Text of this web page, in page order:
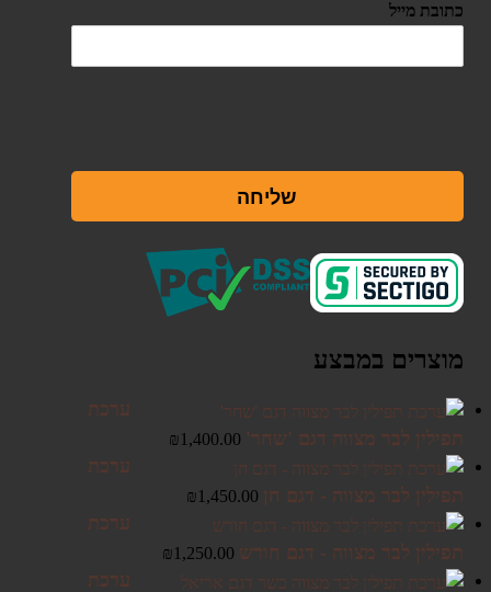
כתובת מייל
שליחה
מוצרים במבצע
ערכת
תפילין לבר מצווה דגם 'שחר'
₪1,400.00
ערכת
תפילין לבר מצווה - דגם חן
₪1,450.00
ערכת
תפילין לבר מצווה - דגם חורש
₪1,250.00
ערכת